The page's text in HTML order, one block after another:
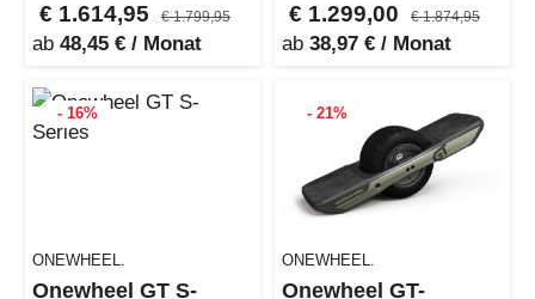
€ 1.614,95 € 1.799,95
ab 48,45 € / Monat
€ 1.299,00 € 1.874,95
ab 38,97 € / Monat
- 16%
ONEWHEEL.
Onewheel GT S-
- 21%
ONEWHEEL.
Onewheel GT-